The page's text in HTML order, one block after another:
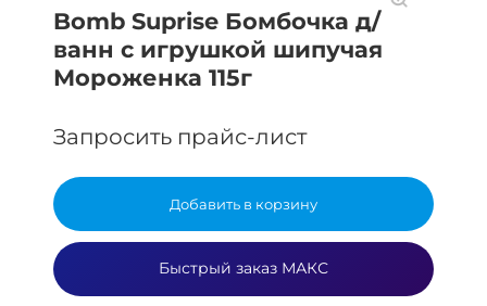
Bomb Suprise Бомбочка д/
ванн с игрушкой шипучая
Мороженка 115г
Запросить прайс-лист
Добавить в корзину
Быстрый заказ МАКС